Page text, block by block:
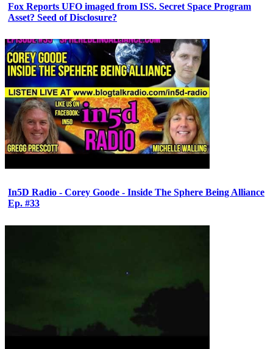
Fox Reports UFO imaged from ISS. Secret Space Program
Asset? Seed of Disclosure?
In5D Radio - Corey Goode - Inside The Sphere Being Alliance
Ep. #33